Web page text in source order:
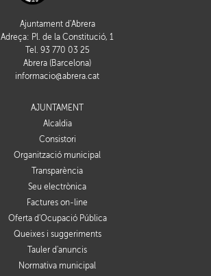
Ajuntament d'Abrera
Adreça: Pl. de la Constitució, 1
Tel. 93 770 03 25
Abrera (Barcelona)
informacio@abrera.cat
AJUNTAMENT
Alcaldia
Consistori
Organització municipal
Transparència
Seu electrònica
Factures on-line
Oferta d'Ocupació Pública
Queixes i suggeriments
Tauler d'anuncis
Normativa municipal